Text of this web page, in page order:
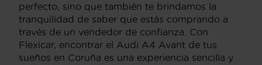
perfecto, sino que también te brindamos la
tranquilidad de saber que estás comprando a
través de un vendedor de confianza. Con
Flexicar, encontrar el Audi A4 Avant de tus
sueños en Coruña es una experiencia sencilla y